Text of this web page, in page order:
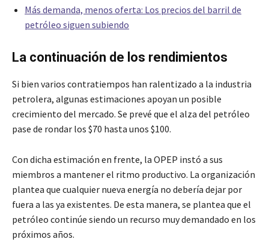
Más demanda, menos oferta: Los precios del barril de
petróleo siguen subiendo
La continuación de los rendimientos
Si bien varios contratiempos han ralentizado a la industria
petrolera, algunas estimaciones apoyan un posible
crecimiento del mercado. Se prevé que el alza del petróleo
pase de rondar los $70 hasta unos $100.
Con dicha estimación en frente, la OPEP instó a sus
miembros a mantener el ritmo productivo. La organización
plantea que cualquier nueva energía no debería dejar por
fuera a las ya existentes. De esta manera, se plantea que el
petróleo continúe siendo un recurso muy demandado en los
próximos años.